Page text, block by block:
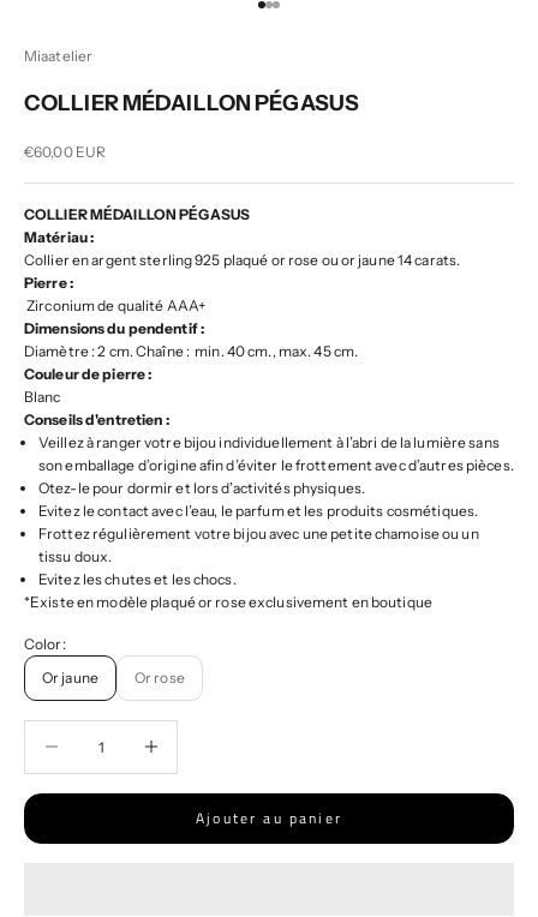
Aller à l'élément 1
Aller à l'élément 2
Aller à l'élément 3
Miaatelier
COLLIER MÉDAILLON PÉGASUS
Prix de vente
€60,00 EUR
COLLIER MÉDAILLON PÉGASUS
Matériau :
Collier en argent sterling 925 plaqué or rose ou or jaune 14 carats.
Pierre :
Zirconium de qualité AAA+
Dimensions du pendentif :
Diamètre : 2 cm. Chaîne : min. 40 cm., max. 45 cm.
Couleur de pierre :
Blanc
Conseils d'entretien :
Veillez à ranger votre bijou individuellement à l’abri de la lumière sans
son emballage d’origine afin d’éviter le frottement avec d’autres pièces.
Otez-le pour dormir et lors d’activités physiques.
Evitez le contact avec l’eau, le parfum et les produits cosmétiques.
Frottez régulièrement votre bijou avec une petite chamoise ou un
tissu doux.
Evitez les chutes et les chocs.
*Existe en modèle plaqué or rose exclusivement en boutique
Color:
Or jaune
Or rose
Ajouter au panier